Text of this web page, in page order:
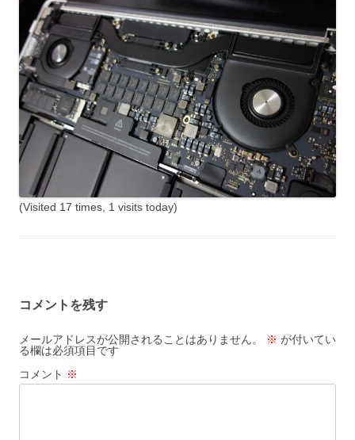
(Visited 17 times, 1 visits today)
コメントを残す
メールアドレスが公開されることはありません。 ※ が付いてい
る欄は必須項目です
コメント ※